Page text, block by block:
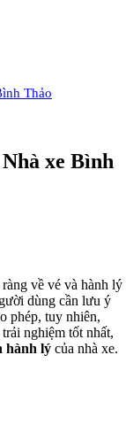
Thảo
xe Bình
về vé và hành lý
dùng cần lưu ý
phép, tuy nhiên,
nghiệm tốt nhất,
hành lý của nhà xe.